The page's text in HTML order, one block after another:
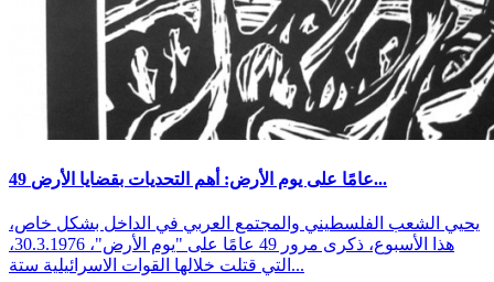
49 عامًا على يوم الأرض: أهم التحديات بقضايا الأرض...
يحيي الشعب الفلسطيني والمجتمع العربي في الداخل بشكل خاص،
هذا الأسبوع، ذكرى مرور 49 عامًا على "يوم الأرض"، 30.3.1976،
التي قتلت خلالها القوات الاسرائيلية ستة...